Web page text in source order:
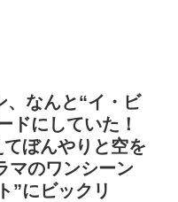
、なんと“イ・ビ
ドにしていた！
ぼんやりと空を
マのワンシーン
”にビックリ